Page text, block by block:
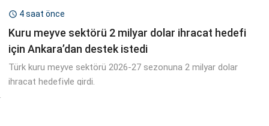
 4 saat önce
Kuru meyve sektörü 2 milyar dolar ihracat hedefi
için Ankara’dan destek istedi
Türk kuru meyve sektörü 2026-27 sezonuna 2 milyar dolar
ihracat hedefiyle girdi.